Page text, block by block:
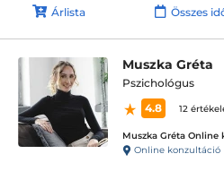
Árlista Összes
Muszka Gréta
Pszichológus
4.8
12
Muszka Gréta Online
Online konzultáció